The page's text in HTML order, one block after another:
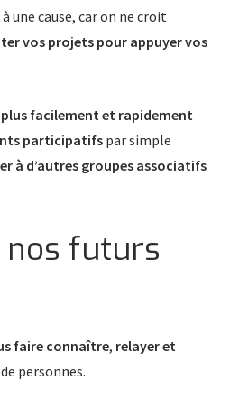
une cause, car on ne croit
vos projets pour appuyer vos
facilement et rapidement
participatifspar simple
à d’autres groupes associatifs
nos futurs
faire connaître, relayer et
personnes.